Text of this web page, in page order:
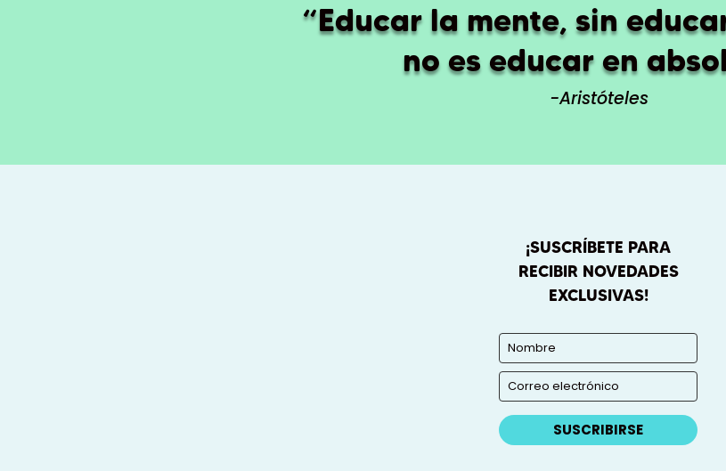
“Educar la mente, sin
no es educar en
-Aristóteles
¡SUSCRÍBETE PARA
RECIBIR NOVEDADES
EXCLUSIVAS!
SUSCRIBIRSE